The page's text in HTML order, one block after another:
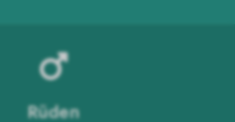
Rüden